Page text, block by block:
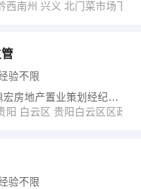
西南州 兴义 北门菜市场下
验不限
贵州鼎宏房地产置业策划经纪有限公司
阳 白云区 贵阳白云区区政
验不限